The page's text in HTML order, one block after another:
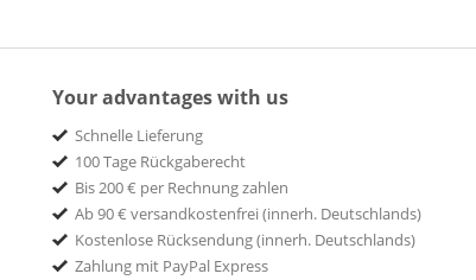
Your advantages with us
Schnelle Lieferung
100 Tage Rückgaberecht
Bis 200 € per Rechnung zahlen
Ab 90 € versandkostenfrei (innerh. Deutschlands)
Kostenlose Rücksendung (innerh. Deutschlands)
Zahlung mit PayPal Express